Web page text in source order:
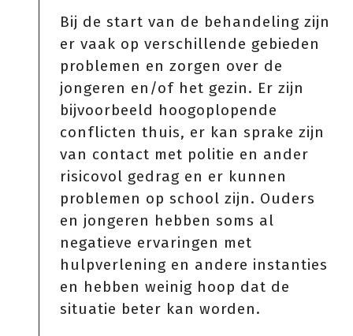
Bij de start van de behandeling zijn
er vaak op verschillende gebieden
problemen en zorgen over de
jongeren en/of het gezin. Er zijn
bijvoorbeeld hoogoplopende
conflicten thuis, er kan sprake zijn
van contact met politie en ander
risicovol gedrag en er kunnen
problemen op school zijn. Ouders
en jongeren hebben soms al
negatieve ervaringen met
hulpverlening en andere instanties
en hebben weinig hoop dat de
situatie beter kan worden.